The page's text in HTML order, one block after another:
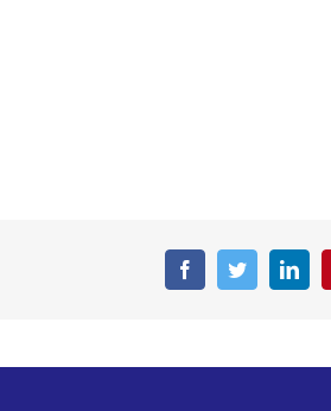
FacebookTwitter